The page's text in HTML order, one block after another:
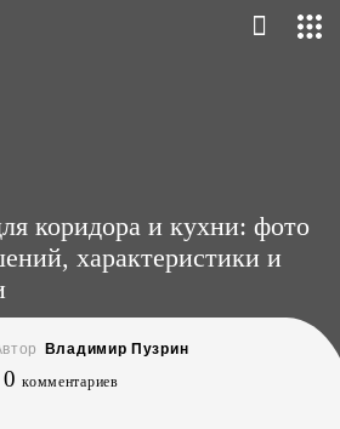
коридора и кухни: фото
характеристики и
Владимир Пузрин
0 комментариев